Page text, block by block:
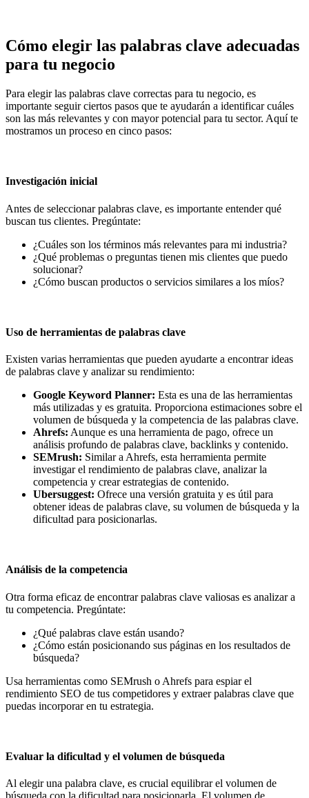
Cómo elegir las palabras clave adecuadas
para tu negocio
Para elegir las palabras clave correctas para tu negocio, es
importante seguir ciertos pasos que te ayudarán a identificar cuáles
son las más relevantes y con mayor potencial para tu sector. Aquí te
mostramos un proceso en cinco pasos:
Investigación inicial
Antes de seleccionar palabras clave, es importante entender qué
buscan tus clientes. Pregúntate:
¿Cuáles son los términos más relevantes para mi industria?
¿Qué problemas o preguntas tienen mis clientes que puedo
solucionar?
¿Cómo buscan productos o servicios similares a los míos?
Uso de herramientas de palabras clave
Existen varias herramientas que pueden ayudarte a encontrar ideas
de palabras clave y analizar su rendimiento:
Google Keyword Planner: Esta es una de las herramientas
más utilizadas y es gratuita. Proporciona estimaciones sobre el
volumen de búsqueda y la competencia de las palabras clave.
Ahrefs: Aunque es una herramienta de pago, ofrece un
análisis profundo de palabras clave, backlinks y contenido.
SEMrush: Similar a Ahrefs, esta herramienta permite
investigar el rendimiento de palabras clave, analizar la
competencia y crear estrategias de contenido.
Ubersuggest: Ofrece una versión gratuita y es útil para
obtener ideas de palabras clave, su volumen de búsqueda y la
dificultad para posicionarlas.
Análisis de la competencia
Otra forma eficaz de encontrar palabras clave valiosas es analizar a
tu competencia. Pregúntate:
¿Qué palabras clave están usando?
¿Cómo están posicionando sus páginas en los resultados de
búsqueda?
Usa herramientas como SEMrush o Ahrefs para espiar el
rendimiento SEO de tus competidores y extraer palabras clave que
puedas incorporar en tu estrategia.
Evaluar la dificultad y el volumen de búsqueda
Al elegir una palabra clave, es crucial equilibrar el volumen de